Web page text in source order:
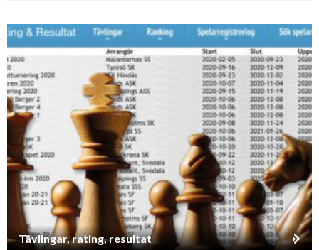
Tävlingar, rating, resultat